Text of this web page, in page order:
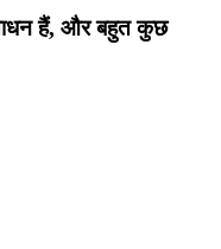
हैं, और बहुत कुछ